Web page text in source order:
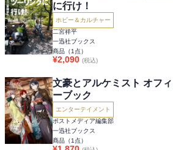
に行け！
ホビー＆カルチャー
二宮祥平
一迅社ブックス
商品（1 点）
¥2,090 (税込)
文豪とアルケミスト オフ
ーブック
エンターテイメント
ポストメディア編集部
一迅社ブックス
商品（1 点）